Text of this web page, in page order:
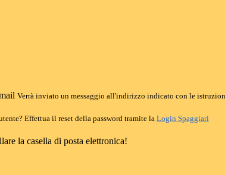
Verrà inviato un messaggio all'indirizzo indicato con le
Effettua il reset della password tramite la Login Spaggiari
la casella di posta elettronica!